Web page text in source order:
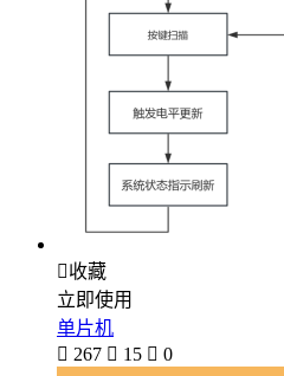
收藏
立即使用
单片机
 267  15  0